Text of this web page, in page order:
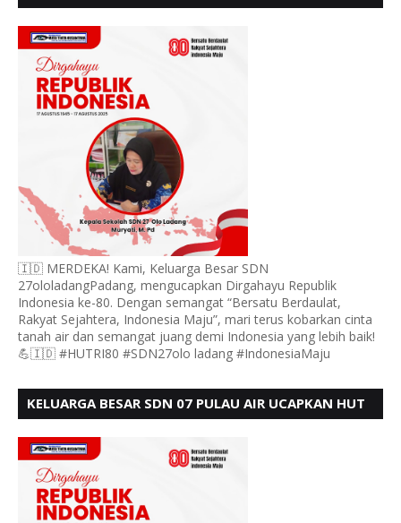
🇮🇩 MERDEKA! Kami, Keluarga Besar SDN
27ololadangPadang, mengucapkan Dirgahayu Republik
Indonesia ke-80. Dengan semangat “Bersatu Berdaulat,
Rakyat Sejahtera, Indonesia Maju”, mari terus kobarkan cinta
tanah air dan semangat juang demi Indonesia yang lebih baik!
💪🇮🇩 #HUTRI80 #SDN27olo ladang #IndonesiaMaju
KELUARGA BESAR SDN 07 PULAU AIR UCAPKAN HUT